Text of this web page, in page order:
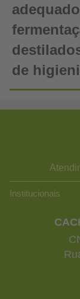
de
Institucionais